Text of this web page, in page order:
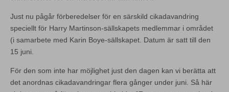
Just nu pågår förberedelser för en särskild cikadavandring
speciellt för Harry Martinson-sällskapets medlemmar i området
(i samarbete med Karin Boye-sällskapet. Datum är satt till den
15 juni.
För den som inte har möjlighet just den dagen kan vi berätta att
det anordnas cikadavandringar flera gånger under juni. Så här